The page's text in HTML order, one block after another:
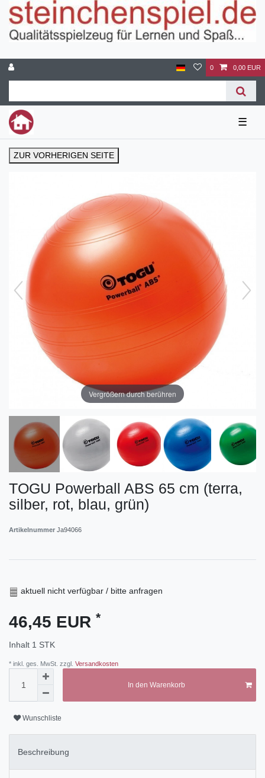
0 0,00 EUR
☰
ZUR VORHERIGEN SEITE
Vergrößern durch berühren
TOGU Powerball ABS 65 cm (terra,
silber, rot, blau, grün)
Artikelnummer Ja94066
aktuell nicht verfügbar / bitte anfragen
46,45 EUR *
Inhalt 1 STK
* inkl. ges. MwSt. zzgl. Versandkosten
In den Warenkorb
Wunschliste
Beschreibung